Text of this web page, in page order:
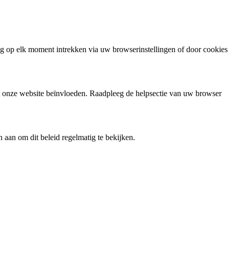
op elk moment intrekken via uw browserinstellingen of door cookies
website beïnvloeden. Raadpleeg de helpsectie van uw browser
om dit beleid regelmatig te bekijken.